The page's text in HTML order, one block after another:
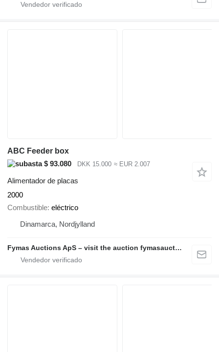
ABC Feeder box
$ 93.080
DKK 15.000 ≈ EUR 2.007
Alimentador de placas
2000
Combustible eléctrico
Dinamarca, Nordjylland
Fymas Auctions ApS – visit the auction fymasauctions.dk